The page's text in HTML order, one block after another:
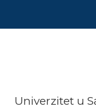
Univerzitet u